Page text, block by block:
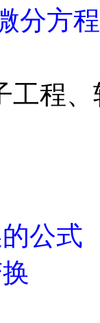
分方程
工程
公式